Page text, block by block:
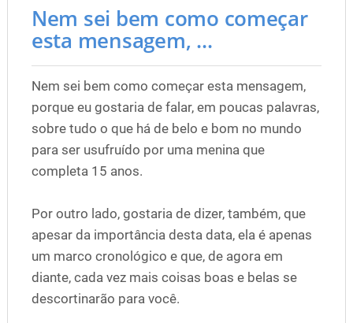
Nem sei bem como começar
esta mensagem, ...
Nem sei bem como começar esta mensagem,
porque eu gostaria de falar, em poucas palavras,
sobre tudo o que há de belo e bom no mundo
para ser usufruído por uma menina que
completa 15 anos.
Por outro lado, gostaria de dizer, também, que
apesar da importância desta data, ela é apenas
um marco cronológico e que, de agora em
diante, cada vez mais coisas boas e belas se
descortinarão para você.